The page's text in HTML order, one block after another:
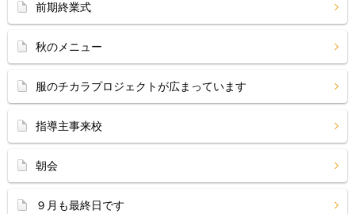
前期終業式
秋のメニュー
服のチカラプロジェクトが広まっています
指導主事来校
朝会
９月も最終日です